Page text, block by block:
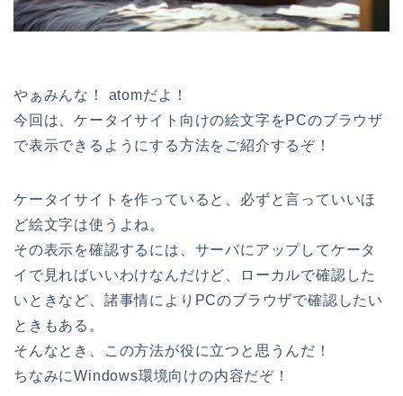
やぁみんな！ atomだよ！
今回は、ケータイサイト向けの絵文字をPCのブラウザ
で表示できるようにする方法をご紹介するぞ！
ケータイサイトを作っていると、必ずと言っていいほ
ど絵文字は使うよね。
その表示を確認するには、サーバにアップしてケータ
イで見ればいいわけなんだけど、ローカルで確認した
いときなど、諸事情によりPCのブラウザで確認したい
ときもある。
そんなとき、この方法が役に立つと思うんだ！
ちなみにWindows環境向けの内容だぞ！